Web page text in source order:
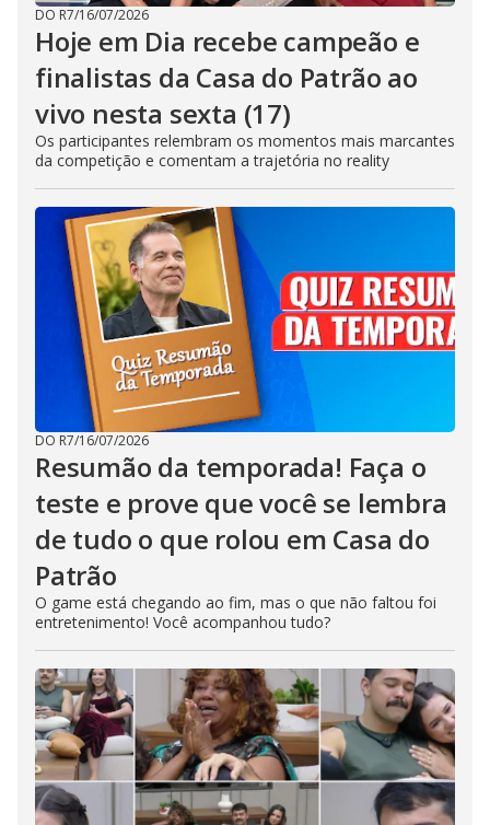
DO R7/16/07/2026
Hoje em Dia recebe campeão e
finalistas da Casa do Patrão ao
vivo nesta sexta (17)
Os participantes relembram os momentos mais marcantes
da competição e comentam a trajetória no reality
DO R7/16/07/2026
Resumão da temporada! Faça o
teste e prove que você se lembra
de tudo o que rolou em Casa do
Patrão
O game está chegando ao fim, mas o que não faltou foi
entretenimento! Você acompanhou tudo?